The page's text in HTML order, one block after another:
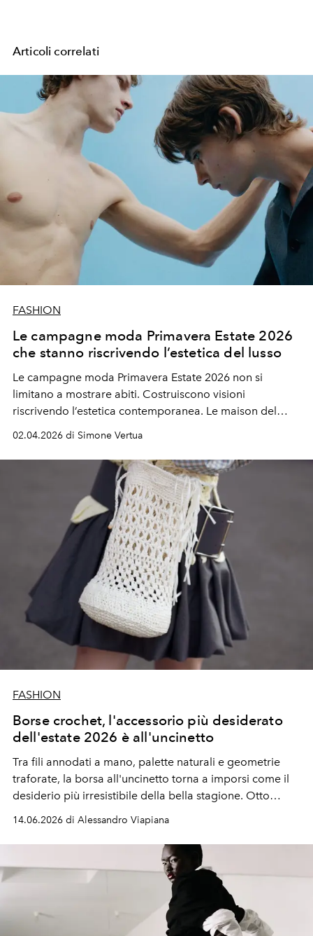
Articoli correlati
FASHION
Le campagne moda Primavera Estate 2026
che stanno riscrivendo l’estetica del lusso
Le campagne moda Primavera Estate 2026 non si
limitano a mostrare abiti. Costruiscono visioni
riscrivendo l’estetica contemporanea. Le maison del
del cinema e della cultura per dare corpo a narrazioni
visive intense e riconoscibili.
02.04.2026 di Simone Vertua
FASHION
Borse crochet, l'accessorio più desiderato
dell'estate 2026 è all'uncinetto
Tra fili annodati a mano, palette naturali e geometrie
traforate, la borsa all'uncinetto torna a imporsi come il
desiderio più irresistibile della bella stagione. Otto
14.06.2026 di Alessandro Viapiana